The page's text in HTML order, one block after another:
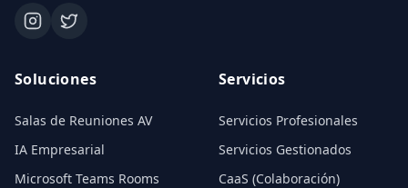
Soluciones
Salas de Reuniones AV
IA Empresarial
Microsoft Teams Rooms
Servicios
Servicios Profesionales
Servicios Gestionados
CaaS (Colaboración)